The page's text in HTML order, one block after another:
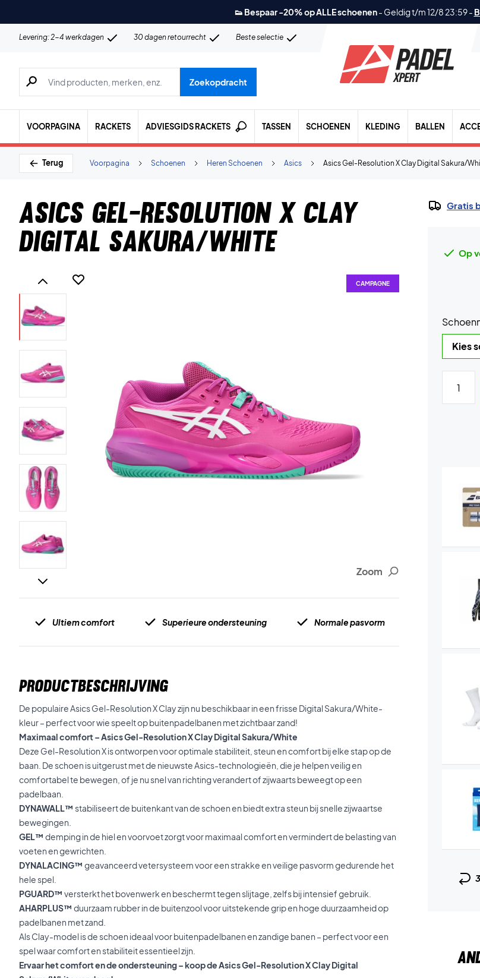
👟 Bespaar -20% op ALLE schoenen- Geldig t/m 12/8 23:59-
Levering: 2-4 werkdagen 30 dagen retourrecht Beste selectie
Zoeken naar producten, merken etc.
Zoekopdracht
VOORPAGINA RACKETS ADVIESGIDS RACKETS TASSEN SCHOENEN KLEDING BALLEN
Terug Asics Gel-Resolution X Clay Digital Sakura/
Asics
Heren Schoenen
Schoenen
Voorpagina
Asics Gel-Resolution X Clay
Digital Sakura/White
Zoom
CAMPAGNE
Ultiem comfort Superieure ondersteuning Normale pasvorm
PRODUCTBESCHRIJVING
De populaire Asics Gel-Resolution X Clay zijn nu beschikbaar in een frisse Digital Sakura/White-
kleur – perfect voor wie speelt op buitenpadelbanen met zichtbaar zand!
Maximaal comfort – Asics Gel-Resolution X Clay Digital Sakura/White
Deze Gel-Resolution X is ontworpen voor optimale stabiliteit, steun en comfort bij elke stap op de
baan. De schoen is uitgerust met de nieuwste Asics-technologieën, die je helpen veilig en
comfortabel te bewegen, of je nu snel van richting verandert of zijwaarts beweegt op een
padelbaan.
DYNAWALL™ stabiliseert de buitenkant van de schoen en biedt extra steun bij snelle zijwaartse
bewegingen.
GEL™ demping in de hiel en voorvoet zorgt voor maximaal comfort en vermindert de belasting van
voeten en gewrichten.
DYNALACING™ geavanceerd vetersysteem voor een strakke en veilige pasvorm gedurende het
hele spel.
PGUARD™ versterkt het bovenwerk en beschermt tegen slijtage, zelfs bij intensief gebruik.
AHARPLUS™ duurzaam rubber in de buitenzool voor uitstekende grip en hoge duurzaamheid op
padelbanen met zand.
Als Clay-model is de schoen ideaal voor buitenpadelbanen en zandige banen – perfect voor een
spel waar comfort en stabiliteit essentieel zijn.
Ervaar het comfort en de ondersteuning – koop de Asics Gel-Resolution X Clay Digital
Gratis
Op